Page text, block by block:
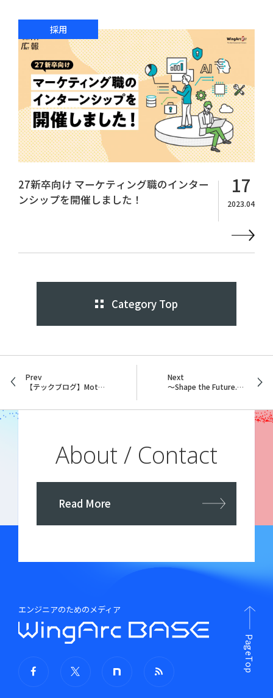
採用
27新卒向け マーケティング職のインター
ンシップを開催しました！
17
2023.04
Category Top
Prev
【テックブログ】MotionBoard6.4リリーススペシャル！新機能を活かしたボードの作り方を教えちゃいます！
Next
～Shape the Future.～2023年度新卒入社式を開催しました！
About / Contact
Read More
エンジニアのためのメディア
PageTop